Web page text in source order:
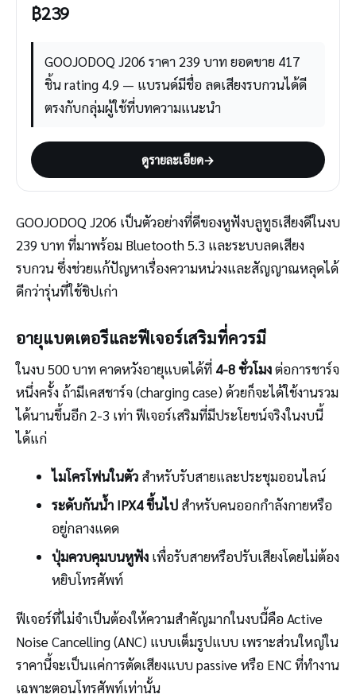
฿239
GOOJODOQ J206 ราคา 239 บาท ยอดขาย 417
ชิ้น rating 4.9 — แบรนด์มีชื่อ ลดเสียงรบกวนได้ดี
ตรงกับกลุ่มผู้ใช้ที่บทความแนะนำ
ดูรายละเอียด→
GOOJODOQ J206 เป็นตัวอย่างที่ดีของหูฟังบลูทูธเสียงดีในงบ
239 บาท ที่มาพร้อม Bluetooth 5.3 และระบบลดเสียง
รบกวน ซึ่งช่วยแก้ปัญหาเรื่องความหน่วงและสัญญาณหลุดได้
ดีกว่ารุ่นที่ใช้ชิปเก่า
อายุแบตเตอรีและฟีเจอร์เสริมที่ควรมี
ในงบ 500 บาท คาดหวังอายุแบตได้ที่ 4-8 ชั่วโมงต่อการชาร์จ
หนึ่งครั้ง ถ้ามีเคสชาร์จ (charging case) ด้วยก็จะได้ใช้งานรวม
ได้นานขึ้นอีก 2-3 เท่า ฟีเจอร์เสริมที่มีประโยชน์จริงในงบนี้
ได้แก่
ไมโครโฟนในตัวสำหรับรับสายและประชุมออนไลน์
ระดับกันน้ำ IPX4 ขึ้นไปสำหรับคนออกกำลังกายหรือ
อยู่กลางแดด
ปุ่มควบคุมบนหูฟังเพื่อรับสายหรือปรับเสียงโดยไม่ต้อง
หยิบโทรศัพท์
ฟีเจอร์ที่ไม่จำเป็นต้องให้ความสำคัญมากในงบนี้คือ Active
Noise Cancelling (ANC) แบบเต็มรูปแบบ เพราะส่วนใหญ่ใน
ราคานี้จะเป็นแค่การตัดเสียงแบบ passive หรือ ENC ที่ทำงาน
เฉพาะตอนโทรศัพท์เท่านั้น